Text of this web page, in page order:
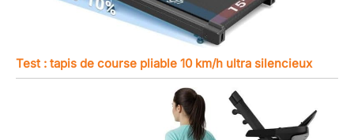
Test : tapis de course pliable 10 km/h ultra silencieux